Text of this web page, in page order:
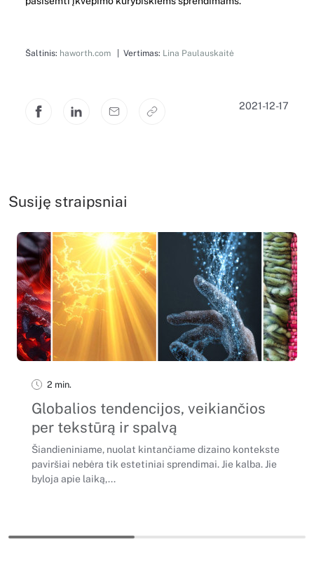
Šaltinis: haworth.com | Vertimas: Lina Paulauskaitė
2021-12-17
Susiję straipsniai
2 min.
Globalios tendencijos, veikiančios
per tekstūrą ir spalvą
Šiandieniniame, nuolat kintančiame dizaino kontekste
paviršiai nebėra tik estetiniai sprendimai. Jie kalba. Jie
byloja apie laiką,...